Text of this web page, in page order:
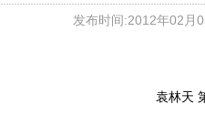
发布时间:2012年02月
袁林天